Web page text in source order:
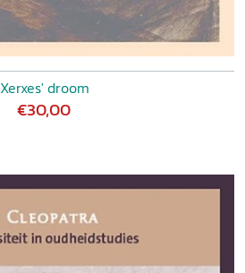
Xerxes' droom
€30,00